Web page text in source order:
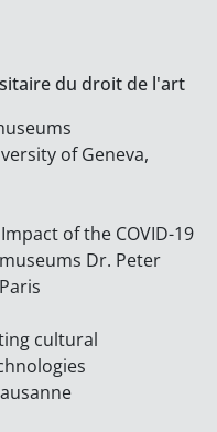
du droit de l'art
of Geneva,
of the COVID-19
Dr. Peter
cultural